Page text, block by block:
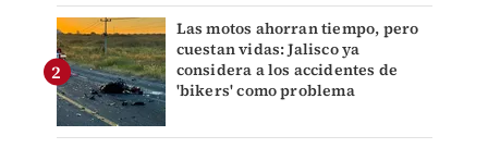
Las motos ahorran tiempo, pero
cuestan vidas: Jalisco ya
considera a los accidentes de
'bikers' como problema